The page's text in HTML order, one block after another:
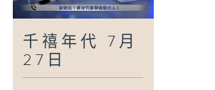
议员 林振升
务联盟主席 甄韦乔
主题：港大校长张
翔宣布将于2028年
千禧年代 7月
27日